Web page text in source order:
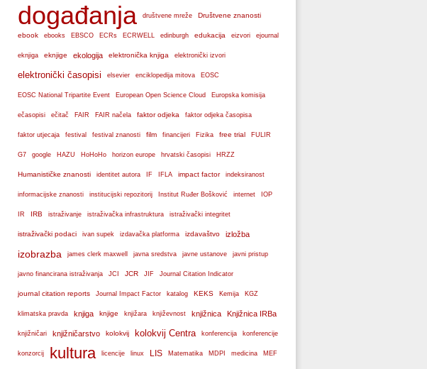
događanja društvene mreže Društvene znanosti
ebook ebooks EBSCO ECRs ECRWELL edinburgh edukacija eizvori ejournal
eknjiga eknjige ekologija elektronička knjiga elektronički izvori
elektronički časopisi elsevier enciklopedija mitova EOSC
EOSC National Tripartite Event European Open Science Cloud Europska komisija
ečasopisi ečitač FAIR FAIR načela faktor odjeka faktor odjeka časopisa
faktor utjecaja festival festival znanosti film financijeri Fizika free trial FULIR
G7 google HAZU HoHoHo horizon europe hrvatski časopisi HRZZ
Humanističke znanosti identitet autora IF IFLA impact factor indeksiranost
informacijske znanosti institucijski repozitorij Institut Ruđer Bošković internet IOP
IR IRB istraživanje istraživačka infrastruktura istraživački integritet
istraživački podaci ivan supek izdavačka platforma izdavaštvo izložba
izobrazba james clerk maxwell javna sredstva javne ustanove javni pristup
javno financirana istraživanja JCI JCR JIF Journal Citation Indicator
journal citation reports Journal Impact Factor katalog KEKS Kemija KGZ
klimatska pravda knjiga knjige knjižara književnost knjižnica Knjižnica IRBa
knjižničari knjižničarstvo kolokvij kolokvij Centra konferencija konferencije
konzorcij kultura licencije linux LIS Matematika MDPI medicina MEF